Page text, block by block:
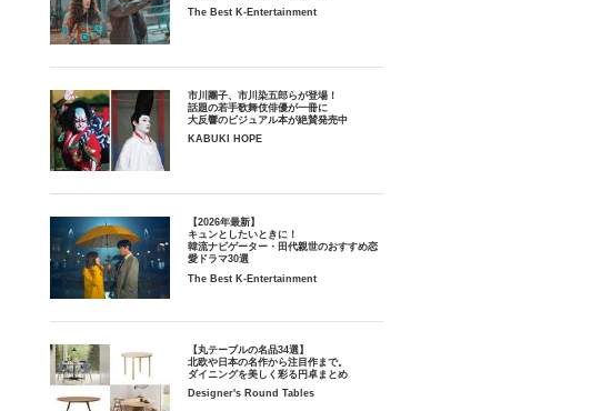
The Best K-Entertainment
市川團子、市川染五郎らが登場！
話題の若手歌舞伎俳優が一冊に
大反響のビジュアル本が絶賛発売中
KABUKI HOPE
【2026年最新】
キュンとしたいときに！
韓流ナビゲーター・田代親世のおすすめ恋
愛ドラマ30選
The Best K-Entertainment
【丸テーブルの名品34選】
北欧や日本の名作から注目作まで。
ダイニングを美しく彩る円卓まとめ
Designer's Round Tables